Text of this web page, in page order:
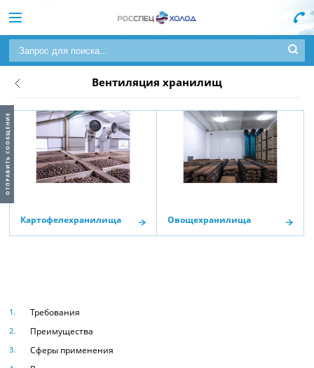
Вентиляция хранилищ
Картофелехранилища Овощехранилища
Требования
Преимущества
Сферы применения